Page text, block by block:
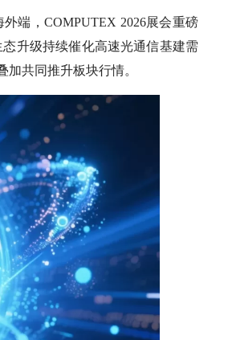
端，COMPUTEX 2026展会重磅
升级持续催化高速光通信基建需
共同推升板块行情。